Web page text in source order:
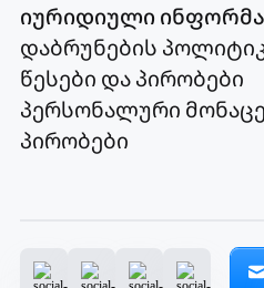
იურიდიული
დაბრუნების
წესები და პირობები
პერსონალური
პირობები